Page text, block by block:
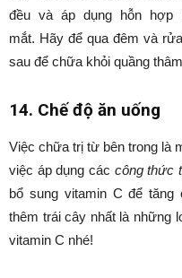
đều và áp dụng hỗn hợp
mắt. Hãy để qua đêm và
sau để chữa khỏi quầng
14. Chế độ ăn uống
Việc chữa trị từ bên trong là
việc áp dụng các công thức
bổ sung vitamin C để
thêm trái cây nhất là những
vitamin C nhé!